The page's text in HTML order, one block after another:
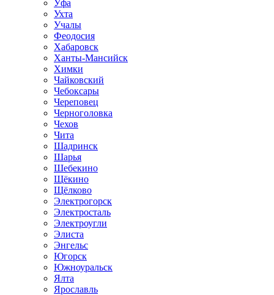
Уфа
Ухта
Учалы
Феодосия
Хабаровск
Ханты-Мансийск
Химки
Чайковский
Чебоксары
Череповец
Черноголовка
Чехов
Чита
Шадринск
Шарья
Шебекино
Щёкино
Щёлково
Электрогорск
Электросталь
Электроугли
Элиста
Энгельс
Югорск
Южноуральск
Ялта
Ярославль